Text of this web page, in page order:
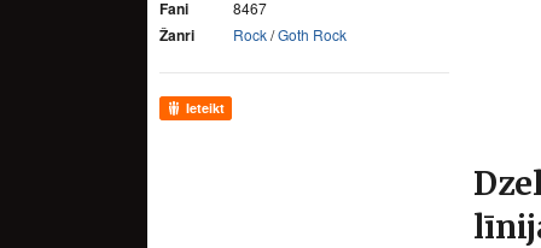
Fani 8467
Žanri Rock/Goth Rock
Ieteikt